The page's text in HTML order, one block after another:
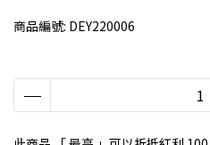
商品編號: DEY220006